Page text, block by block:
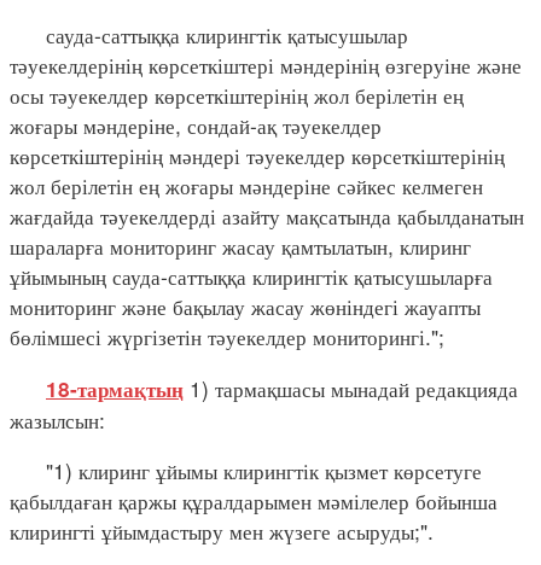
сауда-саттыққа клирингтік қатысушылар
тәуекелдерінің көрсеткіштері мәндерінің өзгеруіне және
осы тәуекелдер көрсеткіштерінің жол берілетін ең
жоғары мәндеріне, сондай-ақ тәуекелдер
көрсеткіштерінің мәндері тәуекелдер көрсеткіштерінің
жол берілетін ең жоғары мәндеріне сәйкес келмеген
жағдайда тәуекелдерді азайту мақсатында қабылданатын
шараларға мониторинг жасау қамтылатын, клиринг
ұйымының сауда-саттыққа клирингтік қатысушыларға
мониторинг және бақылау жасау жөніндегі жауапты
бөлімшесі жүргізетін тәуекелдер мониторингі.";
18-тармақтың 1) тармақшасы мынадай редакцияда
жазылсын:
"1) клиринг ұйымы клирингтік қызмет көрсетуге
қабылдаған қаржы құралдарымен мәмілелер бойынша
клирингті ұйымдастыру мен жүзеге асыруды;".